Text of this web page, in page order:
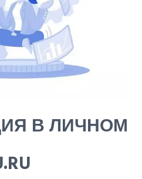
В ЛИЧНОМ